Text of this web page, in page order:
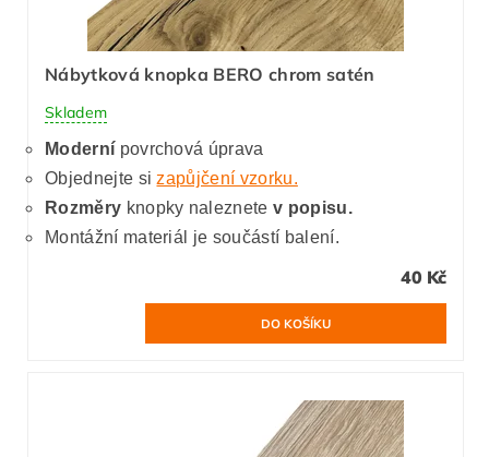
Nábytková knopka BERO chrom satén
Skladem
Moderní povrchová úprava
Objednejte sizapůjčení vzorku.
Rozměry knopky naleznete v popisu.
Montážní materiál je součástí balení.
40 Kč